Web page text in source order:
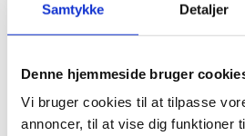
Samtykke Detaljer
Denne hjemmeside bruger
Vi bruger cookies til at tilpasse
annoncer, til at vise dig funktioner
forslag, hvor medlemslandene
Samtidig må et forslag ikke være
Der er en heltfast procedure for
kan godkendes: